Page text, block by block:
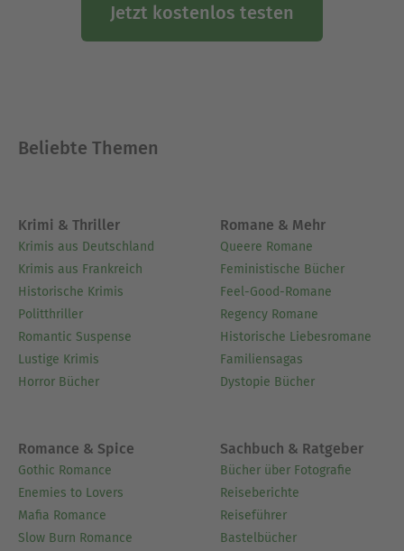
Jetzt kostenlos testen
Beliebte Themen
Krimi & Thriller
Krimis aus Deutschland
Krimis aus Frankreich
Historische Krimis
Politthriller
Romantic Suspense
Lustige Krimis
Horror Bücher
Romane & Mehr
Queere Romane
Feministische Bücher
Feel-Good-Romane
Regency Romane
Historische Liebesromane
Familiensagas
Dystopie Bücher
Romance & Spice
Gothic Romance
Enemies to Lovers
Mafia Romance
Slow Burn Romance
Sachbuch & Ratgeber
Bücher über Fotografie
Reiseberichte
Reiseführer
Bastelbücher